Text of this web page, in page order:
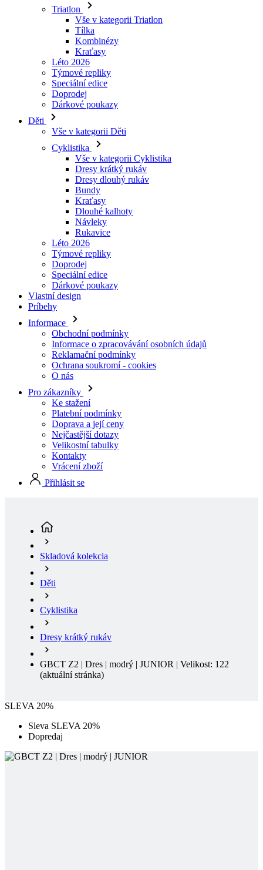
Léto 2026
Týmové repliky
Speciální edice
Doprodej
Dárkové poukazy
Děti
Vše v kategorii Děti
Cyklistika
Vše v kategorii Cyklistika
Dresy dlouhý rukáv
Bundy
Kraťasy
Dlouhé kalhoty
Návleky
Rukavice
Léto 2026
Týmové repliky
Doprodej
Speciální edice
Dárkové poukazy
Vlastní design
Príbehy
Informace
Obchodní podmínky
Informace o zpracovávání osobních údajů
Reklamační podmínky
Ochrana soukromí - cookies
O nás
Pro zákazníky
Ke stažení
Platební podmínky
Doprava a její ceny
Nejčastější dotazy
Velikostní tabulky
Kontakty
Vrácení zboží
Přihlásit se
Děti
Cyklistika
Dresy krátký rukáv
GBCT Z2 | Dres | modrý | JUNIOR | Velikost: 122
(aktuální stránka)
SLEVA 20%
Sleva SLEVA 20%